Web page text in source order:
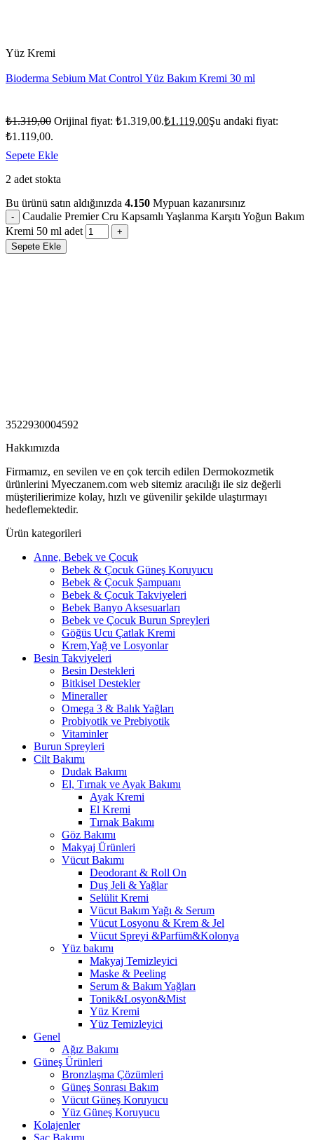
Yüz Kremi
Bioderma Sebium Mat Control Yüz Bakım Kremi 30 ml
₺1.319,00 Orijinal fiyat: ₺1.319,00.₺1.119,00Şu andaki fiyat:
₺1.119,00.
Sepete Ekle
2 adet stokta
Bu ürünü satın aldığınızda 4.150 Mypuan kazanırsınız
Caudalie Premier Cru Kapsamlı Yaşlanma Karşıtı Yoğun Bakım
Kremi 50 ml adet
Sepete Ekle
3522930004592
Hakkımızda
Firmamız, en sevilen ve en çok tercih edilen Dermokozmetik
ürünlerini Myeczanem.com web sitemiz aracılığı ile siz değerli
müşterilierimize kolay, hızlı ve güvenilir şekilde ulaştırmayı
hedeflemektedir.
Ürün kategorileri
Anne, Bebek ve Çocuk
Bebek & Çocuk Güneş Koruyucu
Bebek & Çocuk Şampuanı
Bebek & Çocuk Takviyeleri
Bebek Banyo Aksesuarları
Bebek ve Çocuk Burun Spreyleri
Göğüs Ucu Çatlak Kremi
Krem,Yağ ve Losyonlar
Besin Takviyeleri
Besin Destekleri
Bitkisel Destekler
Mineraller
Omega 3 & Balık Yağları
Probiyotik ve Prebiyotik
Vitaminler
Burun Spreyleri
Cilt Bakımı
Dudak Bakımı
El, Tırnak ve Ayak Bakımı
Ayak Kremi
El Kremi
Tırnak Bakımı
Göz Bakımı
Makyaj Ürünleri
Vücut Bakımı
Deodorant & Roll On
Duş Jeli & Yağlar
Selülit Kremi
Vücut Bakım Yağı & Serum
Vücut Losyonu & Krem & Jel
Vücut Spreyi &Parfüm&Kolonya
Yüz bakımı
Makyaj Temizleyici
Maske & Peeling
Serum & Bakım Yağları
Tonik&Losyon&Mist
Yüz Kremi
Yüz Temizleyici
Genel
Ağız Bakımı
Güneş Ürünleri
Bronzlaşma Çözümleri
Güneş Sonrası Bakım
Vücut Güneş Koruyucu
Yüz Güneş Koruyucu
Kolajenler